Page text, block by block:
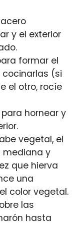
y el exterior
formar el
(si
el otro, rocíe
hornear y
vegetal, el
mediana y
que hierva
una
color vegetal.
las
hasta